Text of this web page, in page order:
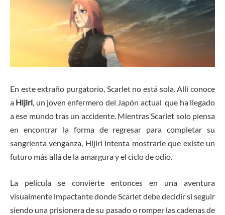
En este extraño purgatorio, Scarlet no está sola. Allí conoce
a Hijiri, un joven enfermero del Japón actual que ha llegado
a ese mundo tras un accidente. Mientras Scarlet solo piensa
en encontrar la forma de regresar para completar su
sangrienta venganza, Hijiri intenta mostrarle que existe un
futuro más allá de la amargura y el ciclo de odio.
La película se convierte entonces en una aventura
visualmente impactante donde Scarlet debe decidir si seguir
siendo una prisionera de su pasado o romper las cadenas de